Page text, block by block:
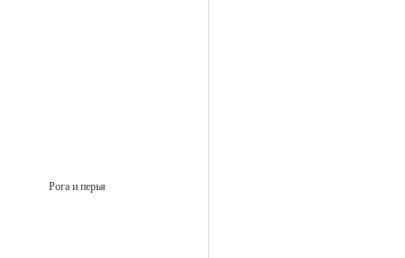
Рога и перья